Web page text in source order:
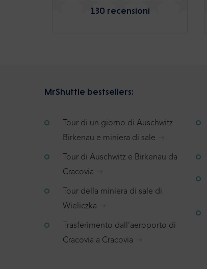
130 recensioni
MrShuttle bestsellers:
Tour di un giorno di Auschwitz
Birkenau e miniera di sale
Tour di Auschwitz e Birkenau da
Cracovia
Tour della miniera di sale di
Wieliczka
Trasferimento dall’aeroporto di
Cracovia a Cracovia